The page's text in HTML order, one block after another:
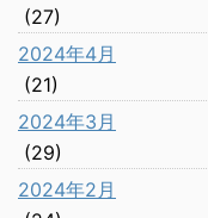
(27)
2024年4月
(21)
2024年3月
(29)
2024年2月